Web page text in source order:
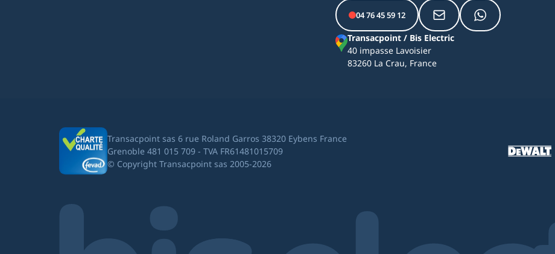
04 76 45 59 12
Transacpoint / Bis Electric
40 impasse Lavoisier
83260 La Crau, France
Transacpoint sas 6 rue Roland Garros 38320 Eybens France
Grenoble 481 015 709 - TVA FR61481015709
© Copyright Transacpoint sas 2005-2026